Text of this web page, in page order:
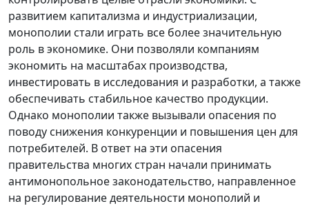
развитием капитализма и индустриализации,
монополии стали играть все более значительную
роль в экономике. Они позволяли компаниям
экономить на масштабах производства,
инвестировать в исследования и разработки, а также
обеспечивать стабильное качество продукции.
Однако монополии также вызывали опасения по
поводу снижения конкуренции и повышения цен для
потребителей. В ответ на эти опасения
правительства многих стран начали принимать
антимонопольное законодательство, направленное
на регулирование деятельности монополий и